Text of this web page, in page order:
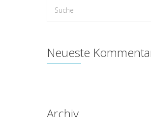
for:
Neueste
Archiv